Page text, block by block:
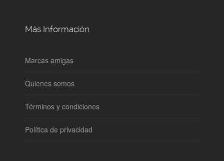
Más Información
Marcas amigas
Quienes somos
Términos y condiciones
Política de privacidad